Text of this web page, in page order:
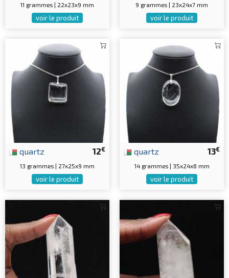
11 grammes | 22x23x9 mm
voir le produit
9 grammes | 23x24x7 mm
voir le produit
12€
quartz
13 grammes | 27x25x9 mm
voir le produit
13€
quartz
14 grammes | 35x24x8 mm
voir le produit